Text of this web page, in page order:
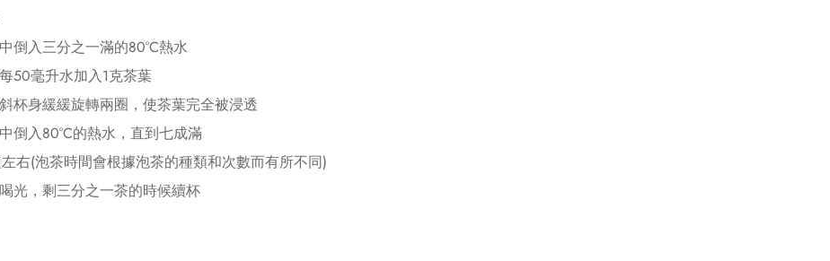
倒入三分之一滿的80°C熱水
50毫升水加入1克茶葉
杯身緩緩旋轉兩圈，使茶葉完全被浸透
倒入80°C的熱水，直到七成滿
右(泡茶時間會根據泡茶的種類和次數而有所不同)
光，剩三分之一茶的時候續杯